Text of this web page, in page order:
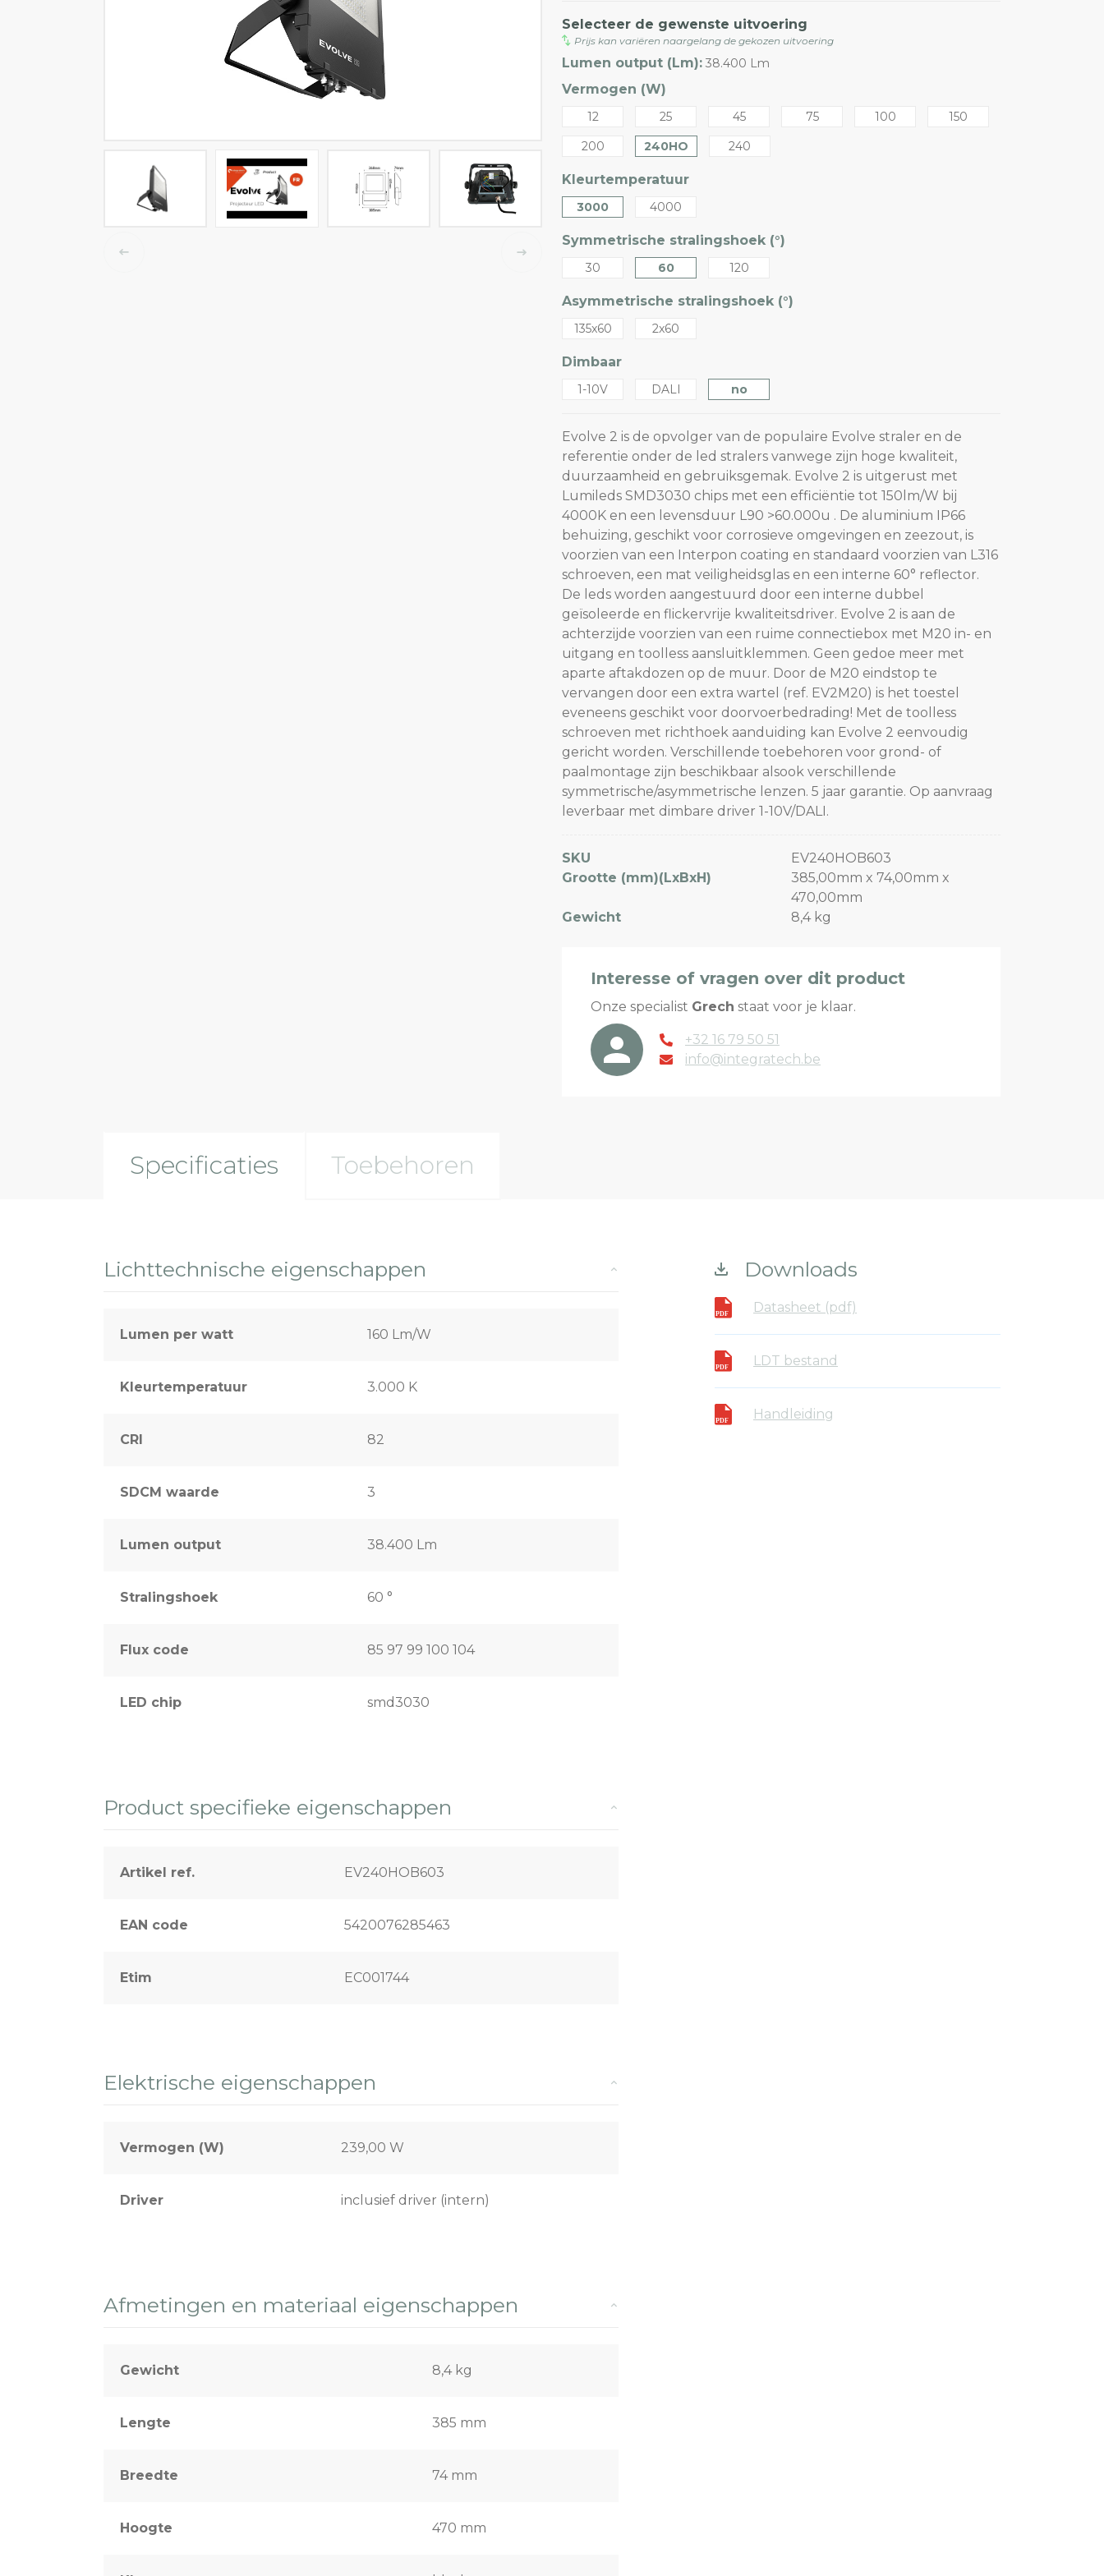
LED tracklights
Smartlighting
Half waterdichte armaturen
Plafond & wandarmaturen
Selecteer de gewenste uitvoering
Prijs kan variëren naargelang de gekozen uitvoering
Lumen output (Lm): 38.400 Lm
Vermogen (W)
12 25 45 75 100
150
200
240HO 240
Kleurtemperatuur
3000 4000
Symmetrische stralingshoek (°)
30 60 120
Asymmetrische stralingshoek (°)
135x60 2x60
Dimbaar
1-10V DALI no
Evolve 2 is de opvolger van de populaire Evolve straler en de
referentie onder de led stralers vanwege zijn hoge kwaliteit,
duurzaamheid en gebruiksgemak. Evolve 2 is uitgerust met
Lumileds SMD3030 chips met een efficiëntie tot 150lm/W bij
4000K en een levensduur L90 >60.000u . De aluminium IP66
behuizing, geschikt voor corrosieve omgevingen en zeezout, is
voorzien van een Interpon coating en standaard voorzien van L316
schroeven, een mat veiligheidsglas en een interne 60° reflector.
De leds worden aangestuurd door een interne dubbel
geïsoleerde en flickervrije kwaliteitsdriver. Evolve 2 is aan de
achterzijde voorzien van een ruime connectiebox met M20 in- en
uitgang en toolless aansluitklemmen. Geen gedoe meer met
aparte aftakdozen op de muur. Door de M20 eindstop te
vervangen door een extra wartel (ref. EV2M20) is het toestel
eveneens geschikt voor doorvoerbedrading! Met de toolless
schroeven met richthoek aanduiding kan Evolve 2 eenvoudig
gericht worden. Verschillende toebehoren voor grond- of
paalmontage zijn beschikbaar alsook verschillende
symmetrische/asymmetrische lenzen. 5 jaar garantie. Op aanvraag
leverbaar met dimbare driver 1-10V/DALI.
SKU
EV240HOB603
Grootte (mm)(LxBxH)
385,00mm x 74,00mm x
470,00mm
Gewicht
8,4 kg
Interesse of vragen over dit product
Onze specialist Grech staat voor je klaar.
+32 16 79 50 51
info@integratech.be
Specificaties Toebehoren
Lichttechnische eigenschappen
Lumen per watt 160 Lm/W
Kleurtemperatuur 3.000 K
CRI 82
SDCM waarde 3
Lumen output 38.400 Lm
Stralingshoek 60 °
Flux code 85 97 99 100 104
LED chip smd3030
Product specifieke eigenschappen
Artikel ref. EV240HOB603
EAN code 5420076285463
Etim EC001744
Elektrische eigenschappen
Vermogen (W) 239,00 W
Driver inclusief driver (intern)
Afmetingen en materiaal eigenschappen
Gewicht 8,4 kg
Lengte 385 mm
Breedte 74 mm
Hoogte 470 mm
Downloads
Datasheet (pdf)
LDT bestand
Handleiding